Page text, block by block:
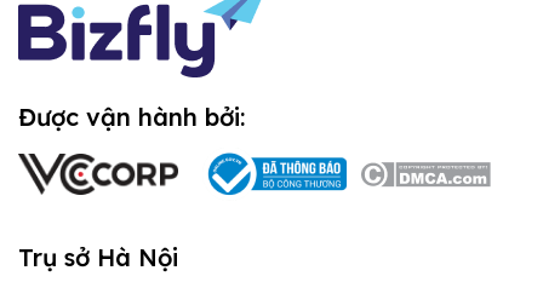
Được vận hành bởi:
Trụ sở Hà Nội